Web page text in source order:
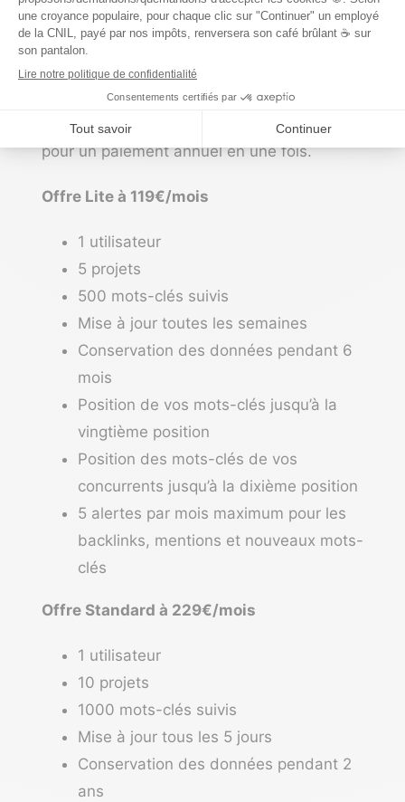
page tarifs du logiciel mais d’expliquer et de
décortiquer les prix affichés par l’entreprise.
Les prix indiqués ci-dessous correspondent
à un paiement mensuel, il est possible de
bénéficier d’une offre plus avantageuse
pour un paiement annuel en une fois.
Offre Lite à 119€/mois
1 utilisateur
5 projets
500 mots-clés suivis
Mise à jour toutes les semaines
Conservation des données pendant 6
mois
Position de vos mots-clés jusqu’à la
vingtième position
Position des mots-clés de vos
concurrents jusqu’à la dixième position
5 alertes par mois maximum pour les
backlinks, mentions et nouveaux mots-
clés
Offre Standard à 229€/mois
1 utilisateur
10 projets
1000 mots-clés suivis
Mise à jour tous les 5 jours
Conservation des données pendant 2
ans